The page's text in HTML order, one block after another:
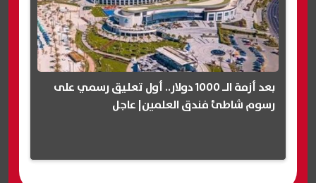
بعد أزمة الـ 1000 دولار.. أول تعليق رسمي على
رسوم شاطئ فندق العلمين| عاجل